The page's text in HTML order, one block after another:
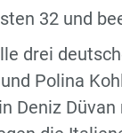
32 und
drei
Polina
Deniz